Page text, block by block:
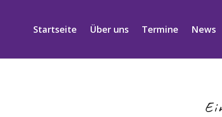
Startseite Über uns Termine News